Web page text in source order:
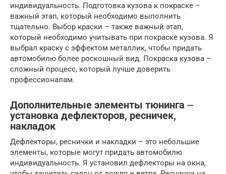
индивидуальность. Подготовка кузова к покраске –
важный этап, который необходимо выполнить
тщательно. Выбор краски – также важный этап,
который необходимо учитывать при покраске кузова. Я
выбрал краску с эффектом металлик, чтобы придать
автомобилю более роскошный вид. Покраска кузова –
сложный процесс, который лучше доверить
профессионалам.
Дополнительные элементы тюнинга ⏤
установка дефлекторов, ресничек,
накладок
Дефлекторы, реснички и накладки – это небольшие
элементы, которые могут придать автомобилю
индивидуальность. Я установил дефлекторы на окна,